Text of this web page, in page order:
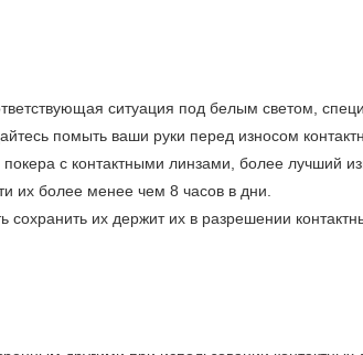
ситуация под белым светом,
помыть ваши руки перед износом
с контактными линзами, более лучший
их более менее чем 8 часов в дни.
их держит их в разрешении